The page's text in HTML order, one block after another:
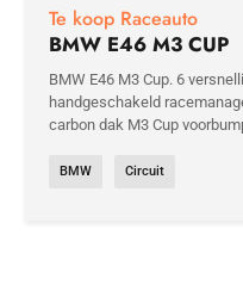
Te koop Raceauto
BMW E46 M3 CUP
BMW E46 M3 Cup. 6
handgeschakeld
carbon dak M3 Cup
BMW Circuit